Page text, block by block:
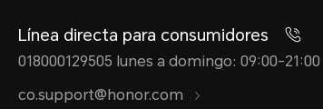
Línea directa para consumidores
018000129505 lunes a domingo: 09:00-21:00
co.support@honor.com